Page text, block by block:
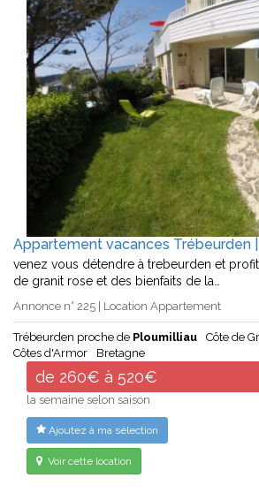
Appartement vacances Trébeurden
venez vous détendre à trebeurden et
de granit rose et des bienfaits de la…
Annonce n° 225 | Location Appartement
Trébeurden proche de Ploumilliau
Côte de
Côtes d'Armor
Bretagne
de 260€ à 520€
la semaine selon saison
Ajoutez à ma sélection
Voir cette location